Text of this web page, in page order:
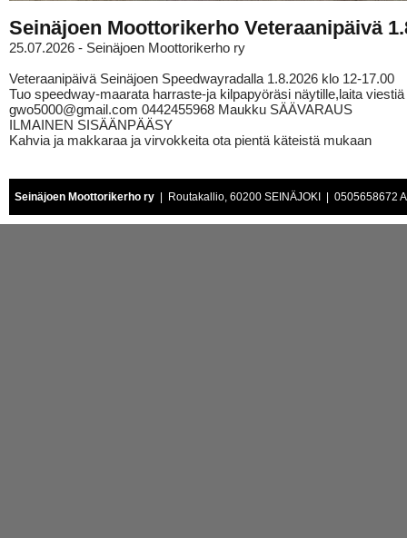
Seinäjoen Moottorikerho Veteraanipäivä
25.07.2026 - Seinäjoen Moottorikerho ry
Veteraanipäivä Seinäjoen Speedwayradalla 1.8.2026 klo 12-17.00
Tuo speedway-maarata harraste-ja kilpapyöräsi näytille,laita viestiä
gwo5000@gmail.com 0442455968 Maukku SÄÄVARAUS
ILMAINEN SISÄÄNPÄÄSY
Kahvia ja makkaraa ja virvokkeita ota pientä käteistä mukaan
Seinäjoen Moottorikerho ry | Routakallio, 60200 SEINÄJOKI | 0505658672